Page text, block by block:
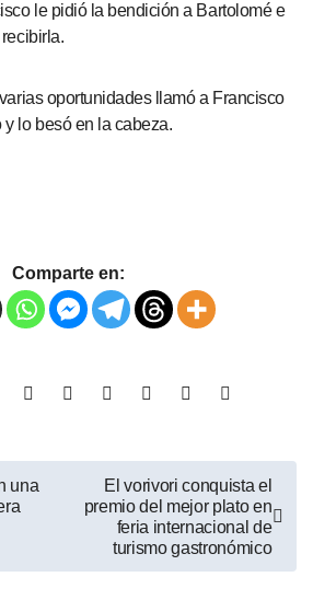
le pidió la bendición a Bartolomé e
oportunidades llamó a Francisco
lo besó en la cabeza.
Comparte en:
una
El vorivori conquista el
premio del mejor plato en
feria internacional de
turismo gastronómico